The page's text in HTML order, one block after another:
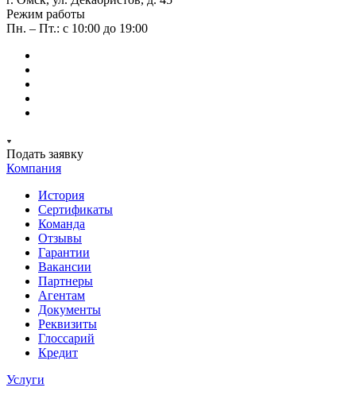
Режим работы
Пн. – Пт.: с 10:00 до 19:00
Подать заявку
Компания
История
Сертификаты
Команда
Отзывы
Гарантии
Вакансии
Партнеры
Агентам
Документы
Реквизиты
Глоссарий
Кредит
Услуги